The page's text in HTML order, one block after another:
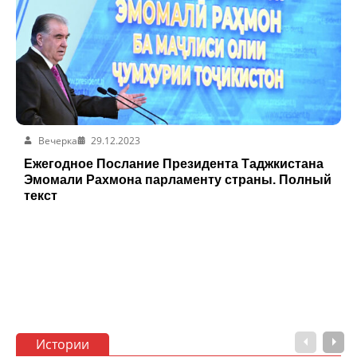
Вечерка
29.12.2023
Ежегодное Послание Президента Таджкистана
Эмомали Рахмона парламенту страны. Полный
текст
Истории